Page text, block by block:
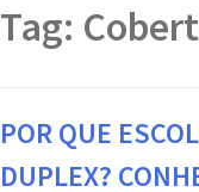
Tag:
POR QUE
DUPLEX?